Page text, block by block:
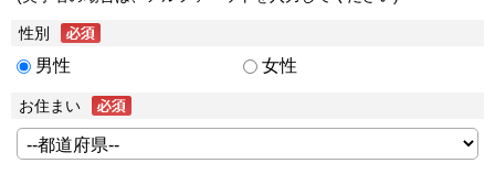
性別
男性 女性
お住まい